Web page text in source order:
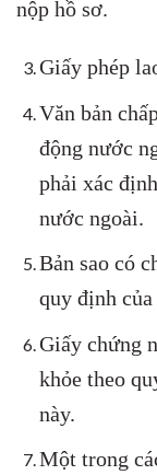
nộp hồ sơ.
Giấy phép
Văn bản
động nước
phải xác
nước ngoài.
Bản sao có
quy định
Giấy chứng
khỏe theo
này.
Một trong